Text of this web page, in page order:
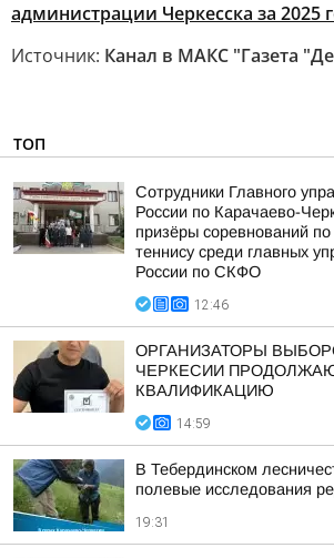
администрации Черкесска за 2025
Источник: Канал в МАКС "Газета
ТОП
Сотрудники Главного
России по Карачаево-
призёры соревнований
теннису среди главных
России по СКФО
12:46
ОРГАНИЗАТОРЫ
ЧЕРКЕСИИ
КВАЛИФИКАЦИЮ
14:59
В Тебердинском
полевые исследования
19:31